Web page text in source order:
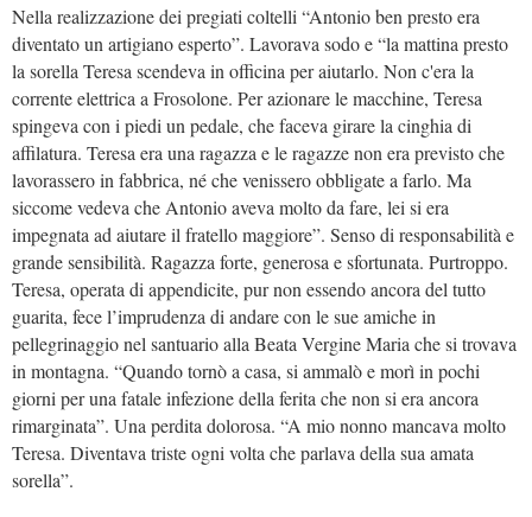
Nella realizzazione dei pregiati coltelli “Antonio ben presto era
diventato un artigiano esperto”. Lavorava sodo e “la mattina presto
la sorella Teresa scendeva in officina per aiutarlo. Non c'era la
corrente elettrica aFrosolone. Per azionare le macchine, Teresa
spingeva con i piedi un pedale, che faceva girare la cinghia di
affilatura. Teresa era una ragazza e le ragazze non era previsto che
lavorassero in fabbrica, né che venissero obbligate a farlo. Ma
siccome vedeva che Antonio aveva molto da fare, lei si era
impegnata ad aiutare il fratello maggiore”. Senso di responsabilità e
grande sensibilità. Ragazza forte, generosa e sfortunata. Purtroppo.
Teresa, operata di appendicite, pur non essendo ancora del tutto
guarita, fece l’imprudenza di andare con le sue amiche in
pellegrinaggio nel santuario alla Beata Vergine Maria che si trovava
in montagna. “Quando tornò a casa, si ammalò e morì in pochi
giorni per una fatale infezione della ferita che non si era ancora
rimarginata”. Una perdita dolorosa. “A mio nonno mancava molto
Teresa. Diventava triste ogni volta che parlava della sua amata
sorella”.